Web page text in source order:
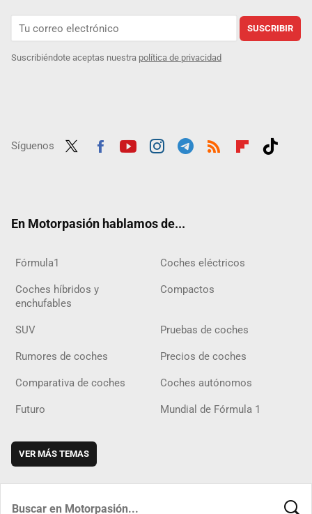
SUSCRIBIR
Suscribiéndote aceptas nuestra política de privacidad
Síguenos
En Motorpasión hablamos de...
Fórmula1 Coches eléctricos
Coches híbridos y
enchufables
Compactos
SUV Pruebas de coches
Rumores de coches Precios de coches
Comparativa de coches Coches autónomos
Futuro Mundial de Fórmula 1
VER MÁS TEMAS